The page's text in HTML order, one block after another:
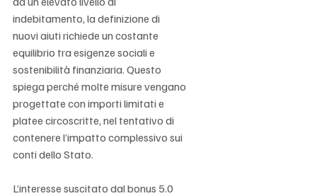
indebitamento, la definizione di
nuovi aiuti richiede un costante
equilibrio tra esigenze sociali e
sostenibilità finanziaria. Questo
spiega perché molte misure vengano
progettate con importi limitati e
platee circoscritte, nel tentativo di
contenere l’impatto complessivo sui
conti dello Stato.
L’interesse suscitato dal bonus 5.0